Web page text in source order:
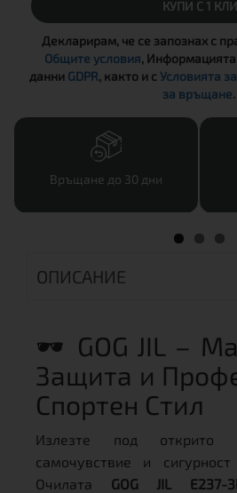
КУПИ С 1
Декларирам, че се запознах с
Общите условия,
данни GDPR, както и сУсловията
за връщане.
Връщане до 30 дни
ОПИСАНИЕ
🕶️ GOG JIL –
Защита и
Спортен Стил
Излезте под
самочувствие и
Очилата GOG JIL E237-